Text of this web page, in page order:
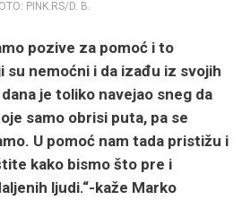
PINK.RS/D. B.
pozive za pomoć i to
su nemoćni i da izađu iz svojih
je toliko navejao sneg da
samo obrisi puta, pa se
U pomoć nam tada pristižu i
kako bismo što pre i
ljudi.“-kaže Marko